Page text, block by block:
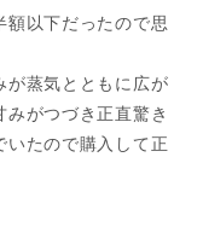
額以下だったので思
が蒸気とともに広が
みがつづき正直驚き
いたので購入して正